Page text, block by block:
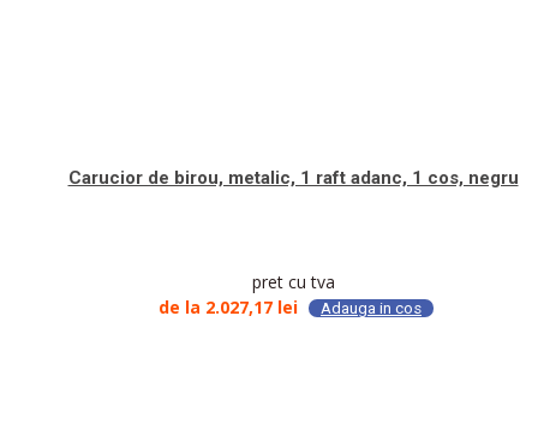
Carucior de birou, metalic, 1 raft adanc, 1 cos, negru
pret cu tva
de la 2.027,17 lei Adauga in cos